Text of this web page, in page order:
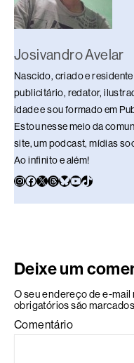
Josivandro Avelar
Nascido, criado e
publicitário, redator,
idade e sou formado em
Estou nesse meio da
site, um podcast, mídias
Ao infinito e além!
Deixe um
O seu endereço de e-mail
obrigatórios são
Comentário